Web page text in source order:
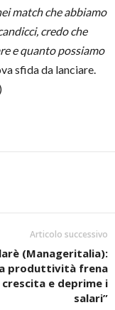
match che abbiamo
credo che
e quanto possiamo
sfida da lanciare.
Articolo successivo
(Manageritalia):
produttività frena
crescita e deprime i
salari”